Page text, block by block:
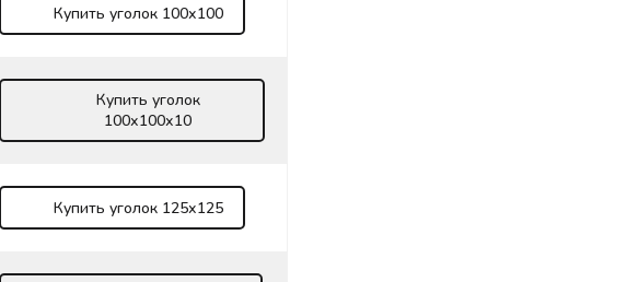
Купить уголок 100х100
Купить уголок
100х100х10
Купить уголок 125х125